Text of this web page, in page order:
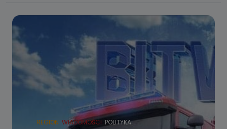
REGION WIADOMOŚCI POLITYKA